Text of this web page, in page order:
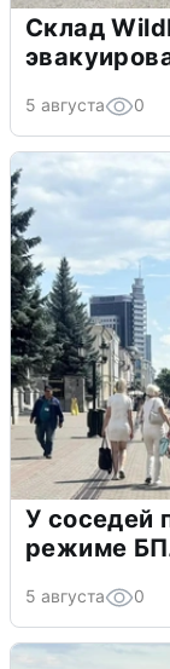
Склад
5 августа 0
У соседей
режиме
5 августа 0